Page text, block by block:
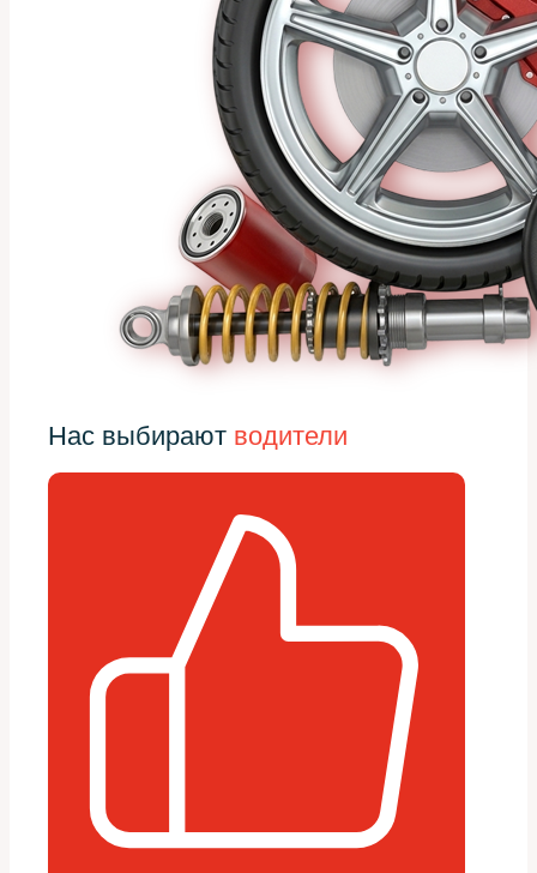
Нас выбирают водители